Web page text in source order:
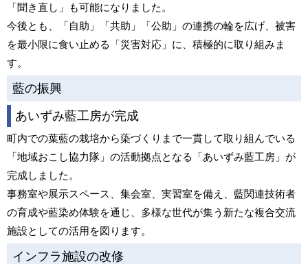
「聞き直し」も可能になりました。
今後とも、「自助」「共助」「公助」の連携の輪を広げ、被害
を最小限に食い止める「災害対応」に、積極的に取り組みま
す。
藍の振興
あいずみ藍工房が完成
町内での葉藍の栽培から蒅づくりまで一貫して取り組んでいる
「地域おこし協力隊」の活動拠点となる「あいずみ藍工房」が
完成しました。
事務室や展示スペース、集会室、実習室を備え、藍関連技術者
の育成や藍染め体験を通じ、多様な世代が集う新たな複合交流
施設としての活用を図ります。
インフラ施設の改修